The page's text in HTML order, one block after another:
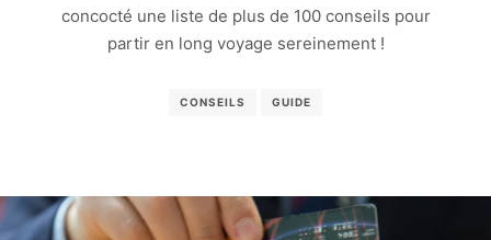
concocté une liste de plus de 100 conseils pour
partir en long voyage sereinement !
CONSEILS GUIDE